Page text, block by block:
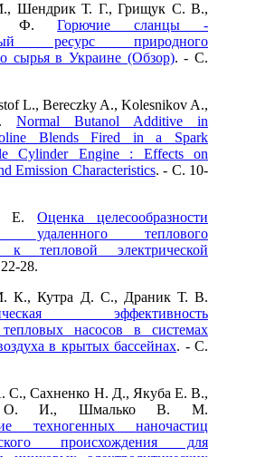
Шендрик Т. Г., Грищук С. В.,
Ф.Горючие сланцы -
ресурс природного
сырья в Украине (Обзор). - C.
L., Bereczky A., Kolesnikov A.,
Normal Butanol Additive in
Blends Fired in a Spark
Cylinder Engine : Effects on
Emission Characteristics. - C. 10-
Е. Оценка целесообразности
удаленного теплового
к тепловой электрической
28.
К., Кутра Д. С., Драник Т. В.
эффективность
насосов в системах
в крытых бассейнах. - C.
С., Сахненко Н. Д., Якуба Е. В.,
О. И., Шмалько В. М.
техногенных наночастиц
происхождения для